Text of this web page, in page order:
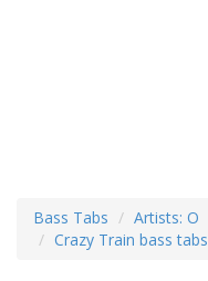
Bass Tabs Artists: O
Crazy Train bass tabs